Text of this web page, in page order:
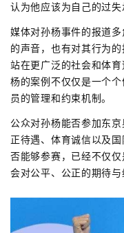
认为他应该为自己的过失
媒体对孙杨事件的报道
的声音，也有对其行为
站在更广泛的社会和体
杨的案例不仅仅是一个
员的管理和约束机制。
公众对孙杨能否参加东
正待遇、体育诚信以及
否能够参赛，已经不仅
会对公平、公正的期待与